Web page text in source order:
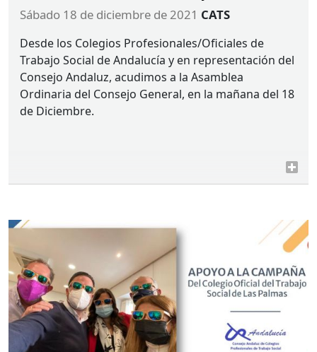
sábado 18 de diciembre de 2021 CATS
Desde los Colegios Profesionales/Oficiales de
Trabajo Social de Andalucía y en representación del
Consejo Andaluz, acudimos a la Asamblea
Ordinaria del Consejo General, en la mañana del 18
de Diciembre.